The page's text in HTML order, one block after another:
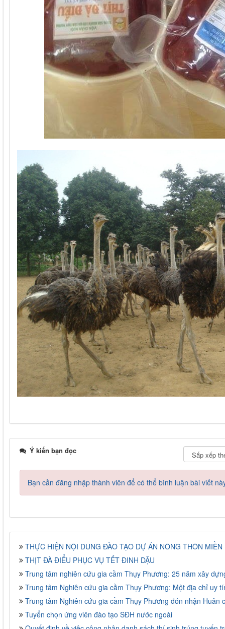
Ý kiến bạn đọc
Bạn cần đăng nhập thành viên để có thể bình luận bài viết
THỰC HIỆN NỘI DUNG ĐÀO TẠO DỰ ÁN NÔNG THÔN
THỊT ĐÀ ĐIỂU PHỤC VỤ TẾT ĐINH DẬU
Trung tâm nghiên cứu gia cầm Thụy Phương: 25 năm xây
Trung tâm Nghiên cứu gia cầm Thụy Phương: Một địa chỉ uy
Trung tâm Nghiên cứu gia cầm Thụy Phương đón nhận Huân
Tuyển chọn ứng viên đào tạo SĐH nước ngoài